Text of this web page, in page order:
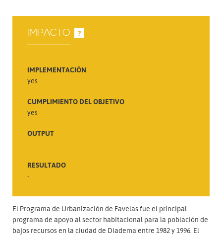
IMPACTO ?
IMPLEMENTACIÓN
yes
CUMPLIMIENTO DEL OBJETIVO
yes
OUTPUT
-
RESULTADO
-
El Programa de Urbanización de Favelas fue el principal
programa de apoyo al sector habitacional para la población de
bajos recursos en la ciudad de Diadema entre 1982 y 1996. El